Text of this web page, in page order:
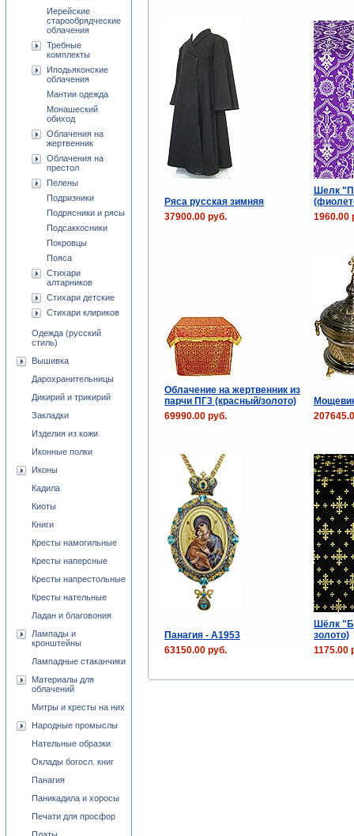
Ряса русская зимняя
Шелк
37900.00 руб.
1960.00
Облачение на жертвенник из
парчи ПГ3 (красный/золото)
69990.00 руб.
Панагия - A1953
Шёлк
золото)
63150.00 руб.
1175.00
Иерейские
старообрядческие
облачения
Требные
комплекты
Иподьяконские
облачения
Мантии одежда
Монашеский
обиход
Облачения на
жертвенник
Облачения на
престол
Пелены
Подризники
Подрясники и рясы
Подсаккосники
Покровцы
Пояса
Стихари
алтарников
Стихари детские
Стихари клириков
Одежда (русский
стиль)
Вышивка
Дарохранительницы
Дикирий и трикирий
Закладки
Изделия из кожи
Иконные полки
Иконы
Кадила
Киоты
Книги
Кресты намогильные
Кресты наперсные
Кресты напрестольные
Кресты нательные
Ладан и благовония
Лампады и
кронштейны
Лампадные стаканчики
Материалы для
облачений
Митры и кресты на них
Народные промыслы
Нательные образки
Оклады богосл. книг
Панагия
Паникадила и хоросы
Печати для просфор